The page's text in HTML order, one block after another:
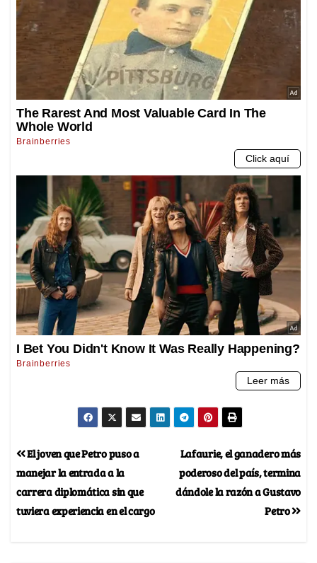
Lafaurie, el ganadero más
poderoso del país, termina
dándole la razón a Gustavo
Petro
El joven que Petro puso a
manejar la entrada a la
carrera diplomática sin que
tuviera experiencia en el cargo